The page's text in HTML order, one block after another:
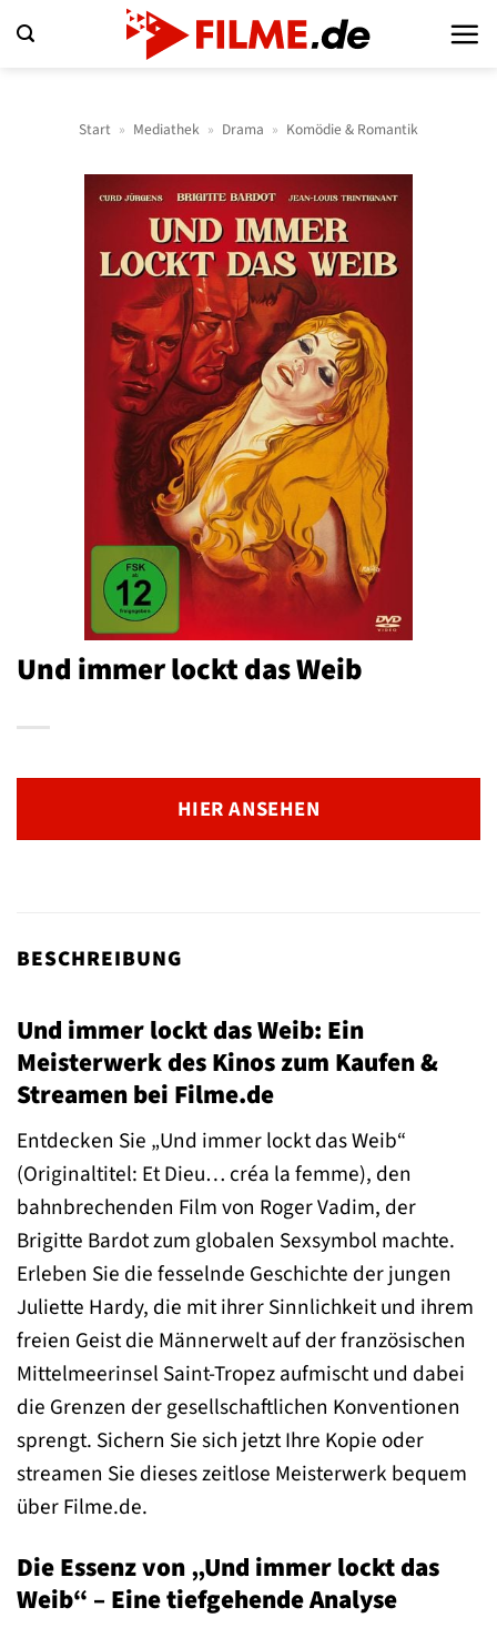
Inhalt
Start » Mediathek » Drama » Komödie & Romantik
Und immer lockt das Weib
HIER ANSEHEN
BESCHREIBUNG
Und immer lockt das Weib: Ein
Meisterwerk des Kinos zum Kaufen &
Streamen bei Filme.de
Entdecken Sie „Und immer lockt das Weib“
(Originaltitel: Et Dieu… créa la femme), den
bahnbrechenden Film von Roger Vadim, der
Brigitte Bardot zum globalen Sexsymbol machte.
Erleben Sie die fesselnde Geschichte der jungen
Juliette Hardy, die mit ihrer Sinnlichkeit und ihrem
freien Geist die Männerwelt auf der französischen
Mittelmeerinsel Saint-Tropez aufmischt und dabei
die Grenzen der gesellschaftlichen Konventionen
sprengt. Sichern Sie sich jetzt Ihre Kopie oder
streamen Sie dieses zeitlose Meisterwerk bequem
über Filme.de.
Die Essenz von „Und immer lockt das
Weib“ – Eine tiefgehende Analyse